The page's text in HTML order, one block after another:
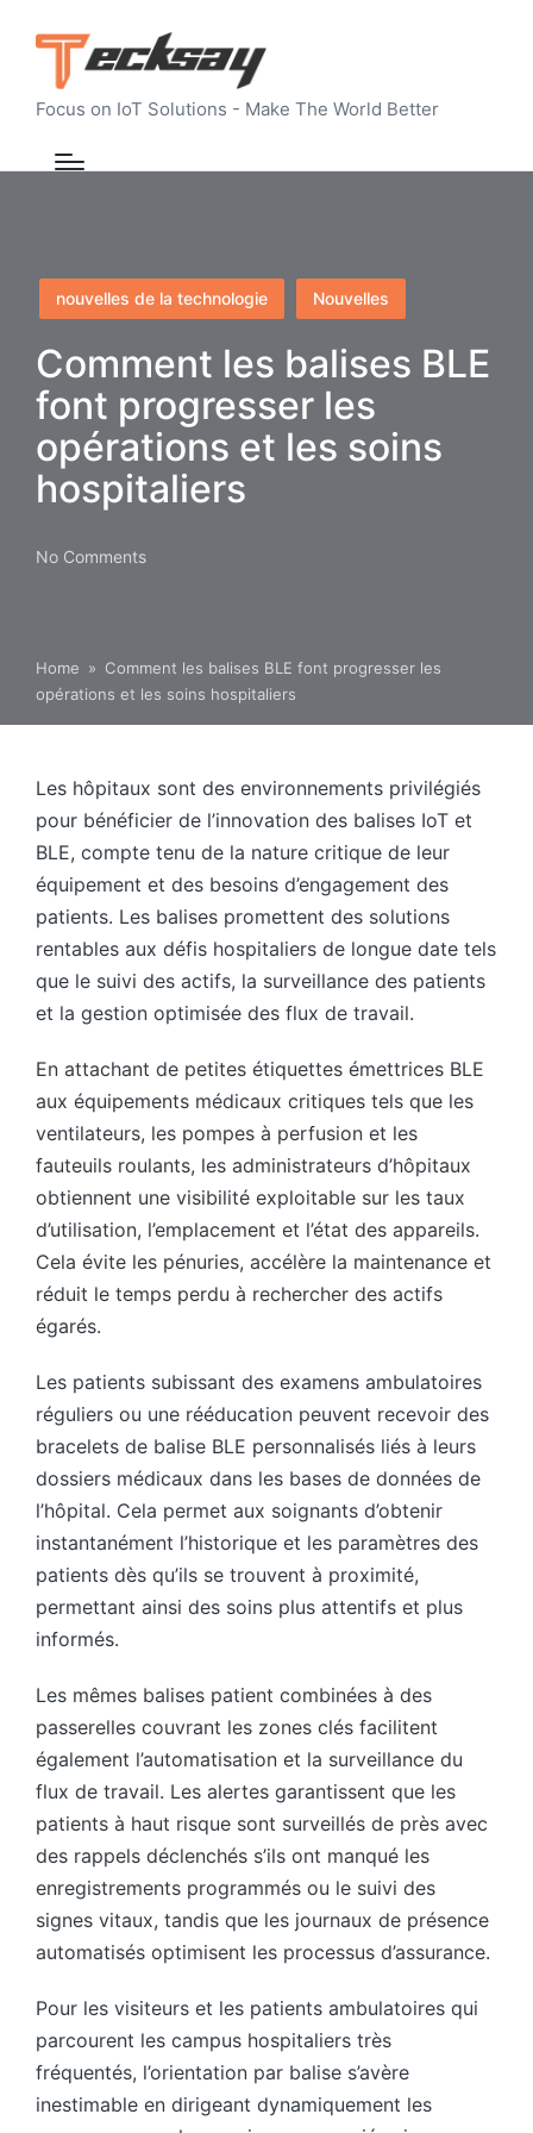
Focus on IoT Solutions - Make The World Better
Posted
in
nouvelles de la technologie Nouvelles
Comment les balises BLE
font progresser les
opérations et les soins
hospitaliers
No Comments
Home » Comment les balises BLE font progresser les
opérations et les soins hospitaliers
Les hôpitaux sont des environnements privilégiés
pour bénéficier de l’innovation des balises IoT et
BLE, compte tenu de la nature critique de leur
équipement et des besoins d’engagement des
patients. Les balises promettent des solutions
rentables aux défis hospitaliers de longue date tels
que le suivi des actifs, la surveillance des patients
et la gestion optimisée des flux de travail.
En attachant de petites étiquettes émettrices BLE
aux équipements médicaux critiques tels que les
ventilateurs, les pompes à perfusion et les
fauteuils roulants, les administrateurs d’hôpitaux
obtiennent une visibilité exploitable sur les taux
d’utilisation, l’emplacement et l’état des appareils.
Cela évite les pénuries, accélère la maintenance et
réduit le temps perdu à rechercher des actifs
égarés.
Les patients subissant des examens ambulatoires
réguliers ou une rééducation peuvent recevoir des
bracelets de balise BLE personnalisés liés à leurs
dossiers médicaux dans les bases de données de
l’hôpital. Cela permet aux soignants d’obtenir
instantanément l’historique et les paramètres des
patients dès qu’ils se trouvent à proximité,
permettant ainsi des soins plus attentifs et plus
informés.
Les mêmes balises patient combinées à des
passerelles couvrant les zones clés facilitent
également l’automatisation et la surveillance du
flux de travail. Les alertes garantissent que les
patients à haut risque sont surveillés de près avec
des rappels déclenchés s’ils ont manqué les
enregistrements programmés ou le suivi des
signes vitaux, tandis que les journaux de présence
automatisés optimisent les processus d’assurance.
Pour les visiteurs et les patients ambulatoires qui
parcourent les campus hospitaliers très
fréquentés, l’orientation par balise s’avère
inestimable en dirigeant dynamiquement les